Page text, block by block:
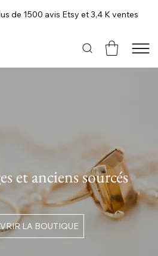
de 1500 avis Etsy et 3,4 K ventes
et anciens sourcés
LA BOUTIQUE